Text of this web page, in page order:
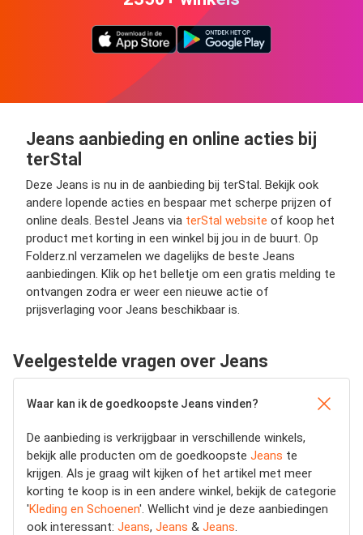
Jeans aanbieding en online acties bij
terStal
Deze Jeans is nu in de aanbieding bij terStal. Bekijk ook
andere lopende acties en bespaar met scherpe prijzen of
online deals. Bestel Jeans via terStal website of koop het
product met korting in een winkel bij jou in de buurt. Op
Folderz.nl verzamelen we dagelijks de beste Jeans
aanbiedingen. Klik op het belletje om een gratis melding te
ontvangen zodra er weer een nieuwe actie of
prijsverlaging voor Jeans beschikbaar is.
Veelgestelde vragen over Jeans
Waar kan ik de goedkoopste Jeans vinden?
De aanbieding is verkrijgbaar in verschillende winkels,
bekijk alle producten om de goedkoopste Jeans te
krijgen. Als je graag wilt kijken of het artikel met meer
korting te koop is in een andere winkel, bekijk de categorie
'Kleding en Schoenen'. Wellicht vind je deze aanbiedingen
ook interessant: Jeans, Jeans & Jeans.